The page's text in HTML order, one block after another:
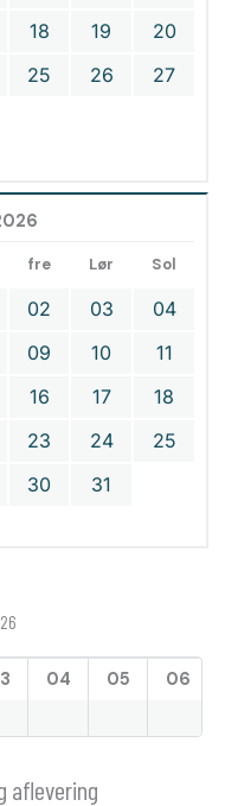
18 19
20
25 26
27
fre Lør Sol
02 03
04
09 10
11
16 17
18
23 24
25
30 31
04 05 06
aflevering